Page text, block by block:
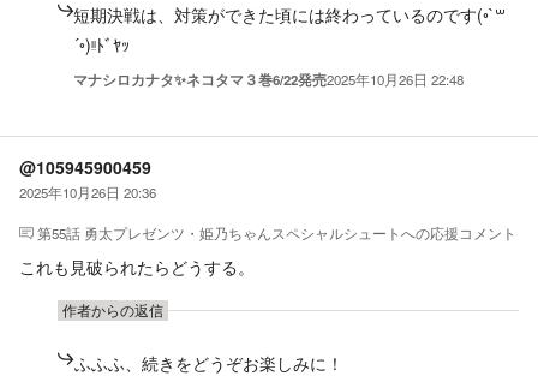
短期決戦は、対策ができた頃には終わっているのです(◦`꒳
´◦)ᵎᵎﾄﾞﾔｯ
マナシロカナタ✨ネコタマ３巻6/22発売2025年10月26日 22:48
@105945900459
2025年10月26日 20:36
第55話 勇太プレゼンツ・姫乃ちゃんスペシャルシュートへの応援コメント
これも見破られたらどうする。
作者からの返信
ふふふ、続きをどうぞお楽しみに！